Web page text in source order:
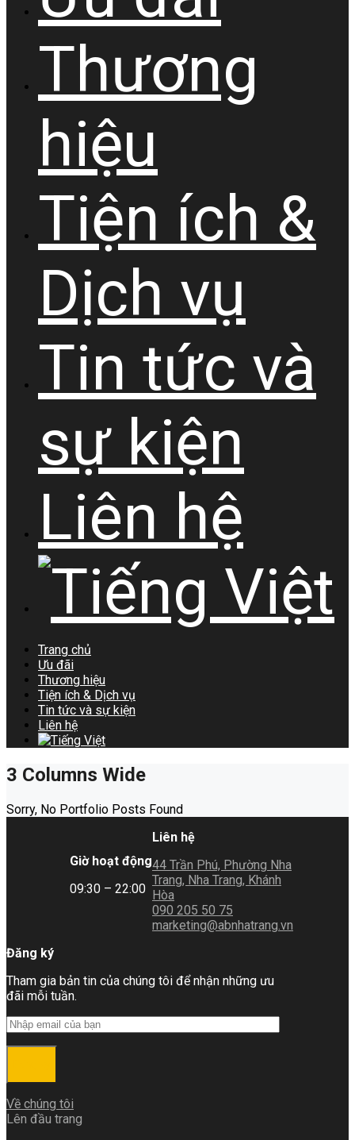
Thương
hiệu
Tiện ích &
Dịch vụ
Tin tức và
sự kiện
Liên hệ
Trang chủ
Ưu đãi
Thương hiệu
Tiện ích & Dịch vụ
Tin tức và sự kiện
Liên hệ
3 Columns Wide
Sorry, No Portfolio Posts Found
Giờ hoạt động
09:30 – 22:00
Liên hệ
44 Trần Phú, Phường Nha
Trang, Nha Trang, Khánh
Hòa
090 205 50 75
marketing@abnhatrang.vn
Đăng ký
Tham gia bản tin của chúng tôi để nhận những ưu
đãi mỗi tuần.
Về chúng tôi
Lên đầu trang